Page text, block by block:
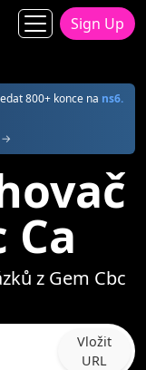
Sign Up
800+ konce na ns6.
→
Ca
z Gem Cbc
Vložit
URL